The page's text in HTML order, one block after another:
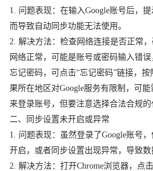
1. 问题表现：在输入Google账号后，
而导致自动同步功能无法使用。
2. 解决方法：检查网络连接是否正常
网络正常，可能是账号或密码输入错
忘记密码，可点击“忘记密码”链接，
果所在地区对Google服务有限制，可
来登录账号，但要注意选择合法合规的
二、同步设置未开启或异常
1. 问题表现：虽然登录了Google账号
开启，或者同步设置出现异常，导致数
2. 解决方法：打开Chrome浏览器，点